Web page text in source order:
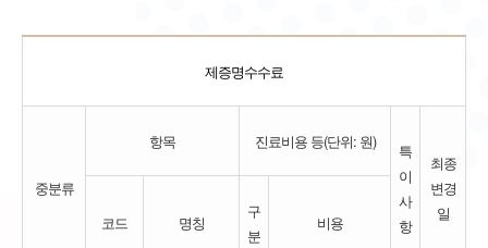
제증명수수료
중분류
항목 진료비용 등(단위: 원)
특
이
사
항
최종
변경
일
코드 명칭
구
분
비용